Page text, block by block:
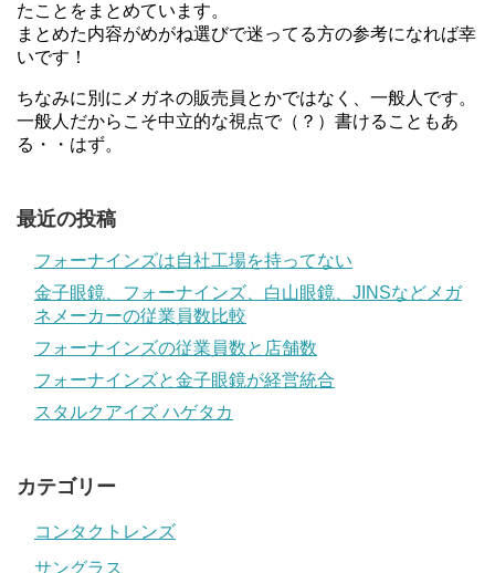
たことをまとめています。
まとめた内容がめがね選びで迷ってる方の参考になれば幸
いです！
ちなみに別にメガネの販売員とかではなく、一般人です。
一般人だからこそ中立的な視点で（？）書けることもあ
る・・はず。
最近の投稿
フォーナインズは自社工場を持ってない
金子眼鏡、フォーナインズ、白山眼鏡、JINSなどメガ
ネメーカーの従業員数比較
フォーナインズの従業員数と店舗数
フォーナインズと金子眼鏡が経営統合
スタルクアイズ ハゲタカ
カテゴリー
コンタクトレンズ
サングラス